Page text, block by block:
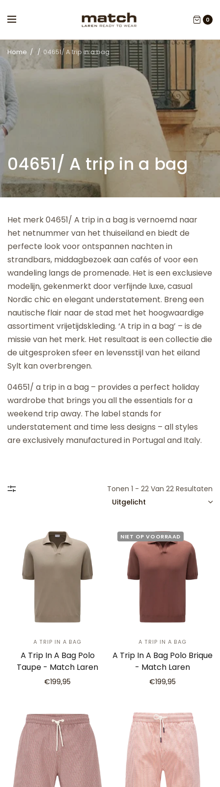
0
Home / / 04651/ A trip in a bag
04651/ A trip in a bag
Het merk 04651/ A trip in a bag is vernoemd naar
het netnummer van het thuiseiland en biedt de
perfecte look voor ontspannen nachten in
strandbars, middagbezoek aan cafés of voor een
wandeling langs de promenade. Het is een exclusieve
modelijn, gekenmerkt door verfijnde luxe, casual
Nordic chic en elegant understatement. Breng een
nautische flair naar de stad met het hoogwaardige
assortiment vrijetijdskleding. ‘A trip in a bag’ – is de
missie van het merk. Het resultaat is een collectie die
de uitgesproken sfeer en levensstijl van het eiland
Sylt kan overbrengen.
04651/ a trip in a bag – provides a perfect holiday
wardrobe that brings you all the essentials for a
weekend trip away. The label stands for
understatement and time less designs – all styles
are exclusively manufactured in Portugal and Italy.
Tonen 1 - 22 Van 22 Resultaten
A TRIP IN A BAG
A Trip In A Bag Polo
Taupe - Match Laren
€199,95
NIET OP VOORRAAD
A TRIP IN A BAG
A Trip In A Bag Polo Brique
- Match Laren
€199,95